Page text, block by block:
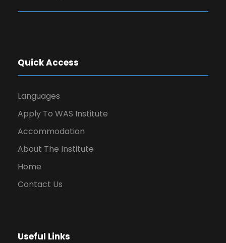
Quick Access
Languages
Apply To WAS Institute
Accommodation
About The Institute
Home
Contact Us
Useful Links